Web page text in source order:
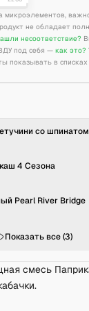
не обладает
несоответствие?
под себя — как это?
показывать в
смесь
со
4 Сезона
Pearl River Bridge
Показать все (3)